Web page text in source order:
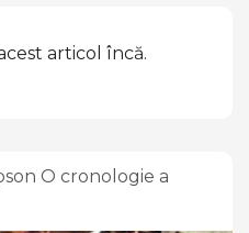
articol încă.
O cronologie a